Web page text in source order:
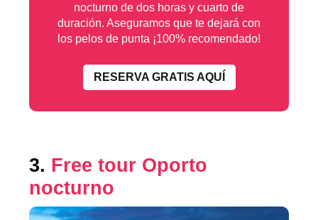
nocturno de dos horas y cuarto de
duración. Aseguramos que te dejará con
los pelos de punta ¡100% recomendado!
RESERVA GRATIS AQUÍ
3. Free tour Oporto
nocturno